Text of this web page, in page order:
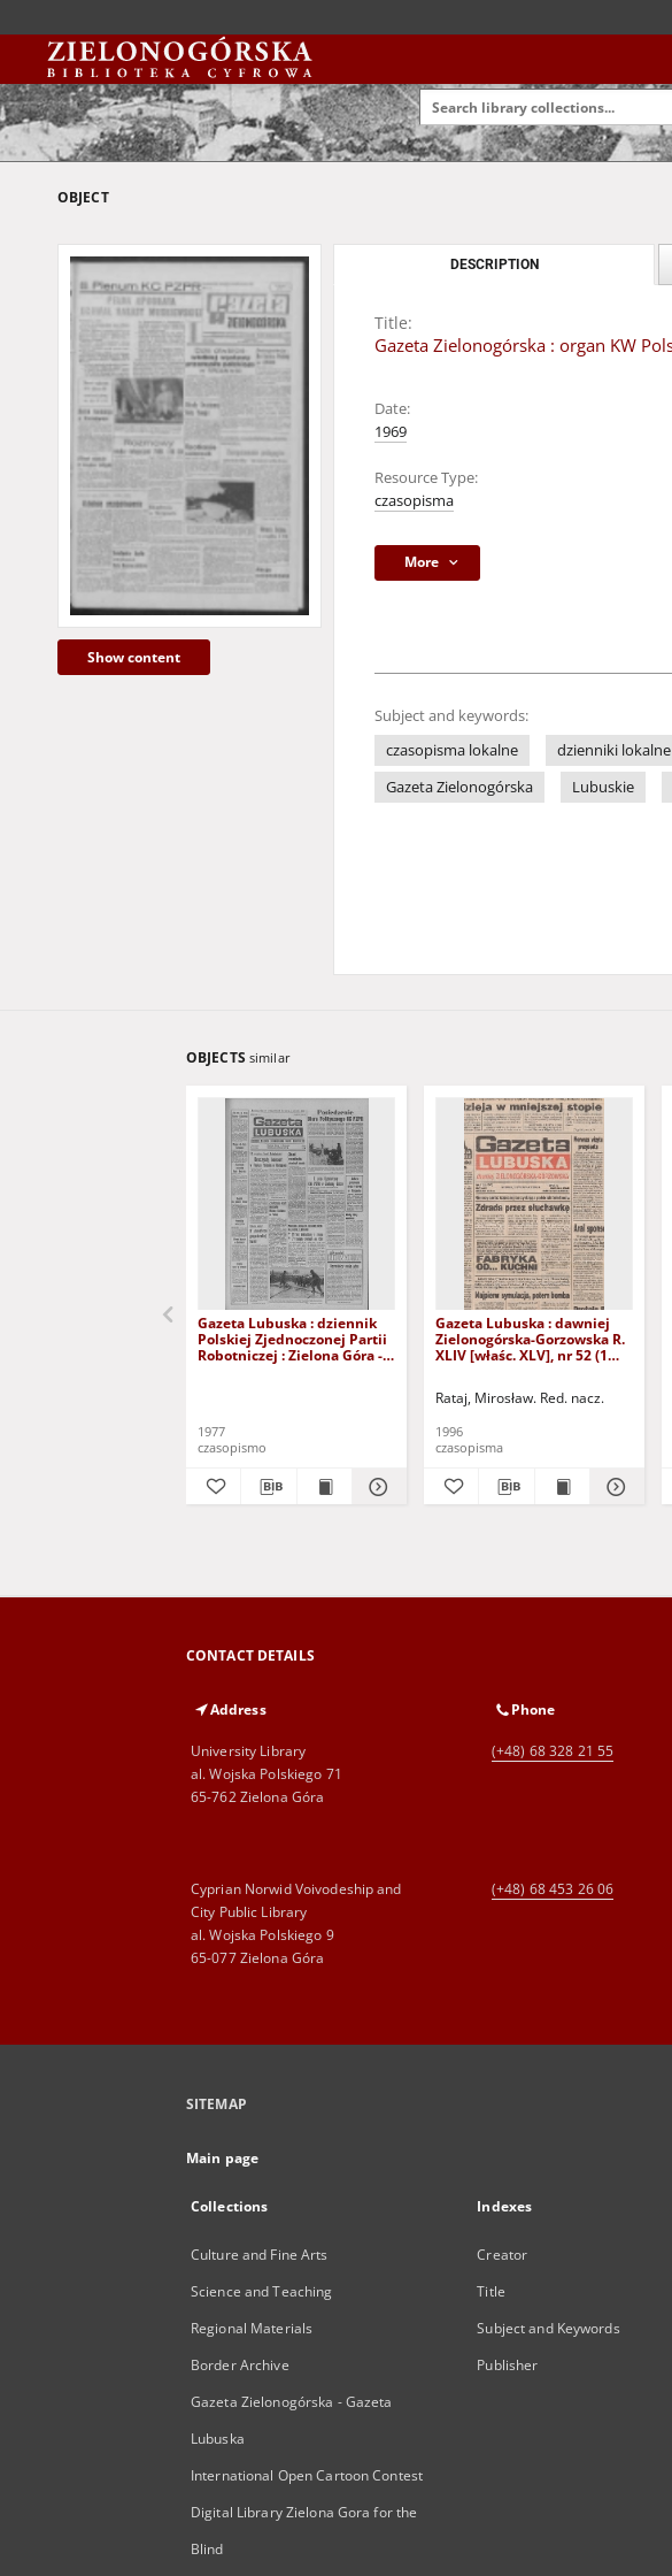
OBJECT
Show content
DESCRIPTION
Title:
Gazeta Zielonogórska : organ KW
Date:
1969
Resource Type:
czasopisma
More
Subject and keywords:
czasopisma lokalne
dzienniki lokalne
Gazeta Zielonogórska
Lubuskie
OBJECTS similar
Gazeta Lubuska : dziennik
Polskiej Zjednoczonej Partii
Robotniczej : Zielona Góra -
1977
czasopismo
Gazeta Lubuska : dawniej
Zielonogórska-Gorzowska R.
XLIV [właśc. XLV], nr 52 (1
Rataj, Mirosław. Red. nacz.
1996
czasopisma
CONTACT DETAILS
Address
University Library
al. Wojska Polskiego 71
65-762 Zielona Góra
Phone
(+48) 68 328 21 55
Cyprian Norwid Voivodeship and
City Public Library
al. Wojska Polskiego 9
65-077 Zielona Góra
(+48) 68 453 26 06
SITEMAP
Main page
Collections
Culture and Fine Arts
Science and Teaching
Regional Materials
Border Archive
Gazeta Zielonogórska - Gazeta
Lubuska
International Open Cartoon Contest
Digital Library Zielona Gora for the
Blind
Indexes
Creator
Title
Subject and Keywords
Publisher